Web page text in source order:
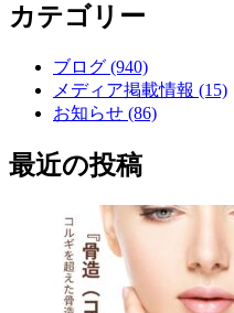
カテゴリー
ブログ (940)
メディア掲載情報 (15)
お知らせ (86)
最近の投稿